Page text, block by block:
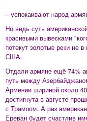
– успокаивают народ
Но ведь суть
красивыми вывесками
потекут золотые реки не
США.
Отдали армяне ещё 74%
путь между
Армении шириной около
достигнута в августе
с Трампом. А раз
Ереван будет счастлив